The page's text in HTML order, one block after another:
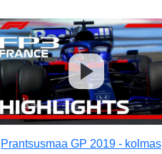
Prantsusmaa GP 2019 - kolmas